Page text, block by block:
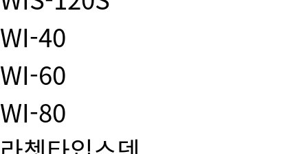
WI-40
WI-60
WI-80